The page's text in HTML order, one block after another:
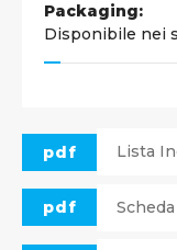
Packaging:
Disponibile nei
pdf Lista
pdf